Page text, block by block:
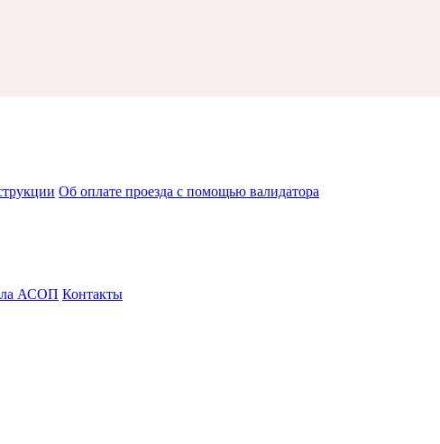
Об оплате проезда с помощью валидатора
АСОП Контакты